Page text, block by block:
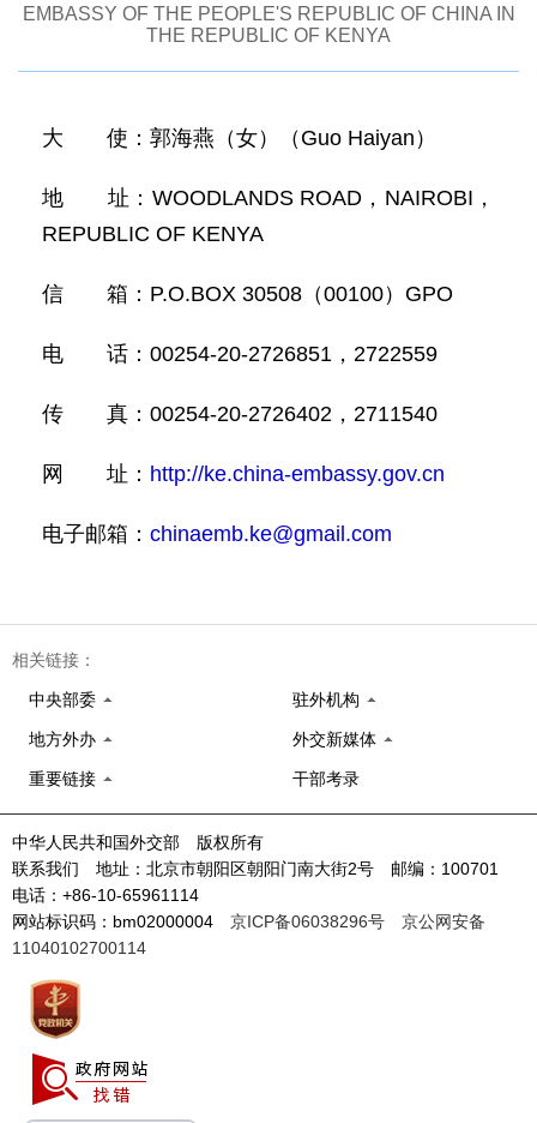
EMBASSY OF THE PEOPLE'S REPUBLIC OF CHINA IN
THE REPUBLIC OF KENYA
大 使：郭海燕（女）（Guo Haiyan）
地 址：WOODLANDS ROAD，NAIROBI，
REPUBLIC OF KENYA
信 箱：P.O.BOX 30508（00100）GPO
电 话：00254-20-2726851，2722559
传 真：00254-20-2726402，2711540
网 址： http://ke.china-embassy.gov.cn
电子邮箱： chinaemb.ke@gmail.com
相关链接：
中央部委 驻外机构
地方外办 外交新媒体
重要链接 干部考录
中华人民共和国外交部 版权所有
联系我们 地址：北京市朝阳区朝阳门南大街2号 邮编：100701
电话：+86-10-65961114
网站标识码：bm02000004 京ICP备06038296号
京公网安备
11040102700114